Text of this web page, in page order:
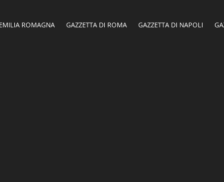
ROMAGNA GAZZETTA DI ROMA GAZZETTA DI NAPOLI